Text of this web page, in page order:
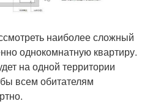
наиболее сложный
однокомнатную квартиру.
на одной территории
всем обитателям